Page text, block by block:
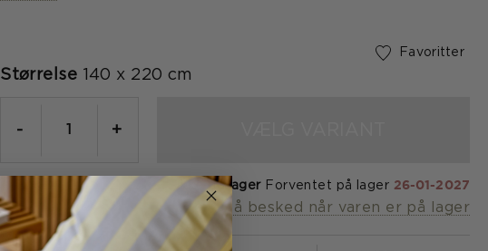
Favoritter
Størrelse 140 x 220 cm
- +
Ikke på lager Forventet på lager 26-01-2027
Få besked når varen er på lager